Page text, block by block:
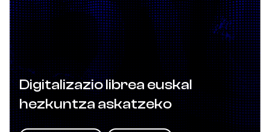
Digitalizazio librea euskal
hezkuntza askatzeko